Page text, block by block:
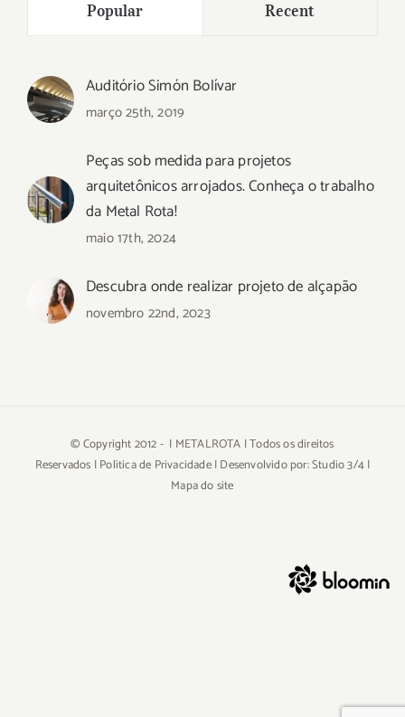
Popular Recent
Auditório Simón Bolívar
março 25th, 2019
Peças sob medida para projetos
arquitetônicos arrojados. Conheça o trabalho
da Metal Rota!
maio 17th, 2024
Descubra onde realizar projeto de alçapão
novembro 22nd, 2023
© Copyright 2012 - | METALROTA | Todos os direitos
Reservados |Politica de Privacidade| Desenvolvido por:Studio 3/4|
Mapa do site